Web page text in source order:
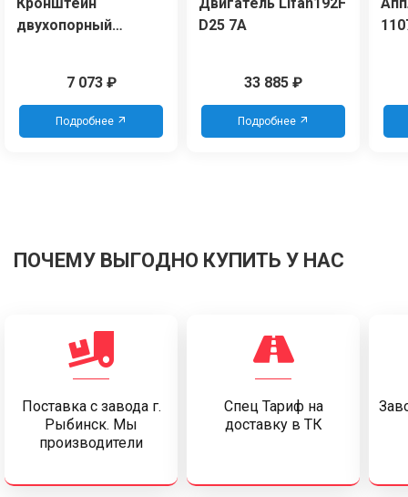
Кронштейн
двухопорный
7 073₽
Подробнее
Двигатель Lifan192F
D25 7А
33 885 ₽
Подробнее
ПОЧЕМУ ВЫГОДНО КУПИТЬ У НАС
Поставка c завода г.
Рыбинск. Мы
производители
Спец Тариф на
доставку в ТК